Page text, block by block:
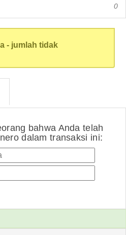
0
- jumlah tidak
bahwa Anda telah
dalam transaksi ini: